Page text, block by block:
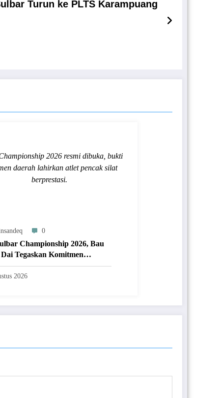
Turun ke PLTS Karampuang
2026 resmi dibuka, bukti
daerah lahirkan atlet pencak silat
berprestasi.
0
Championship 2026, Bau
Tegaskan Komitmen
Olahraga Prestasi
2026